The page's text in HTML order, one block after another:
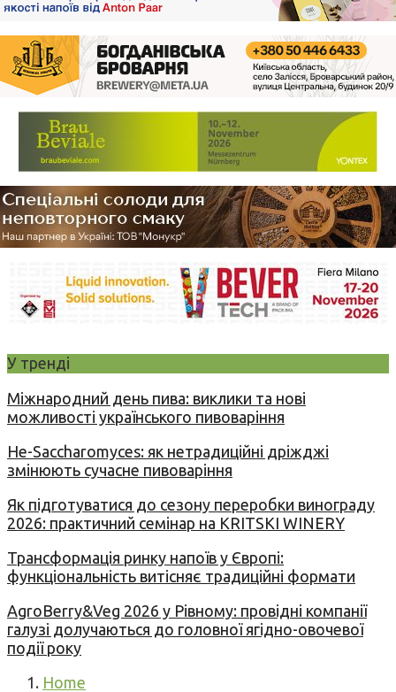
У тренді
Міжнародний день пива: виклики та нові
можливості українського пивоваріння
Не-Saccharomyces: як нетрадиційні дріжджі
змінюють сучасне пивоваріння
Як підготуватися до сезону переробки винограду
2026: практичний семінар на KRITSKI WINERY
Трансформація ринку напоїв у Європі:
функціональність витісняє традиційні формати
AgroBerry&Veg 2026 у Рівному: провідні компанії
галузі долучаються до головної ягідно-овочевої
події року
Home